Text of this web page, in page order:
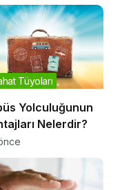
Yolculuğunun
Nelerdir?
Tüyoları